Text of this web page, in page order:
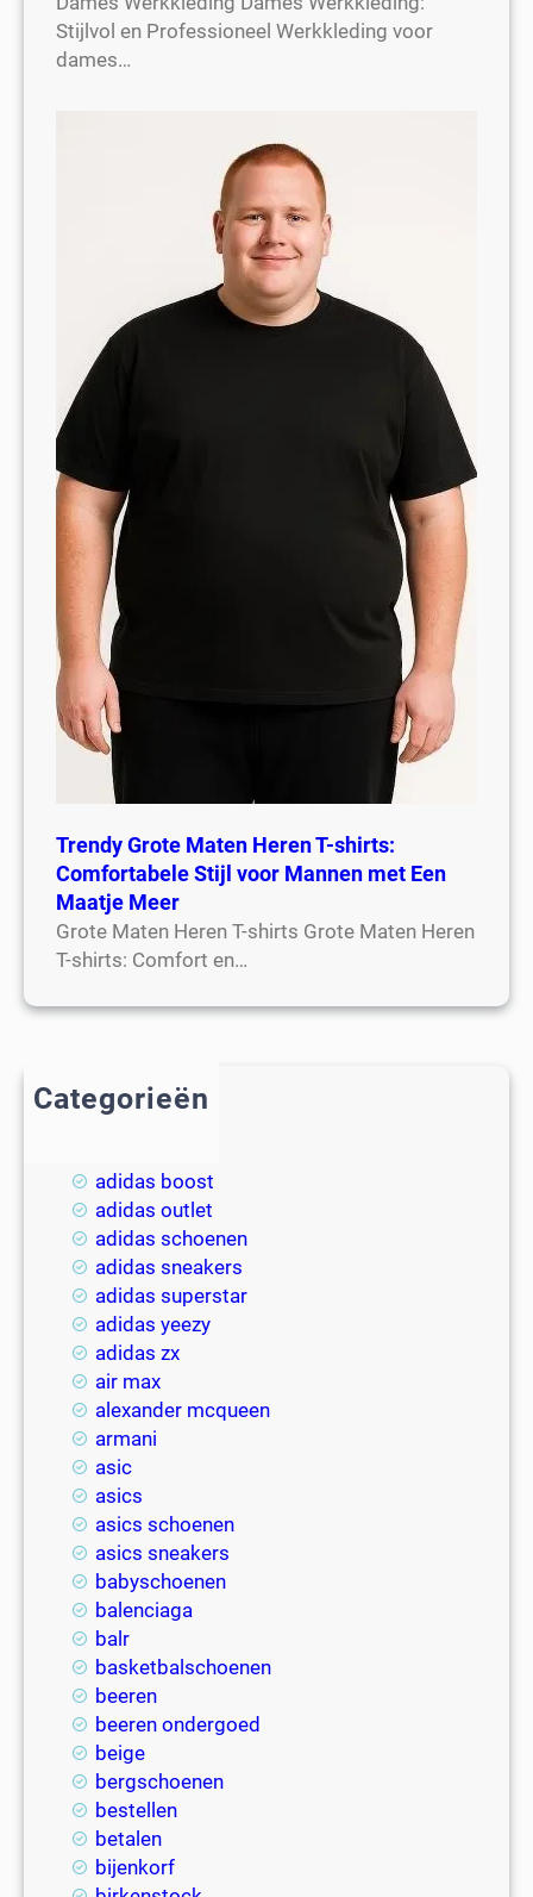
Stijlvol en Professioneel Werkkleding voor
dames…
Trendy Grote Maten Heren T-shirts:
Comfortabele Stijl voor Mannen met Een
Maatje Meer
Grote Maten Heren T-shirts Grote Maten Heren
T-shirts: Comfort en…
Categorieën
adidas boost
adidas outlet
adidas schoenen
adidas sneakers
adidas superstar
adidas yeezy
adidas zx
air max
alexander mcqueen
armani
asic
asics
asics schoenen
asics sneakers
babyschoenen
balenciaga
balr
basketbalschoenen
beeren
beeren ondergoed
beige
bergschoenen
bestellen
betalen
bijenkorf